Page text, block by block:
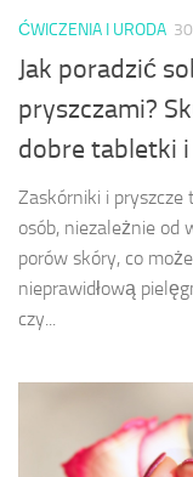
ĆWICZENIA I URODA
Jak poradzić
pryszczami?
dobre tabletki
Zaskórniki i
osób, niezależnie od
porów skóry, co
nieprawidłową
czy...